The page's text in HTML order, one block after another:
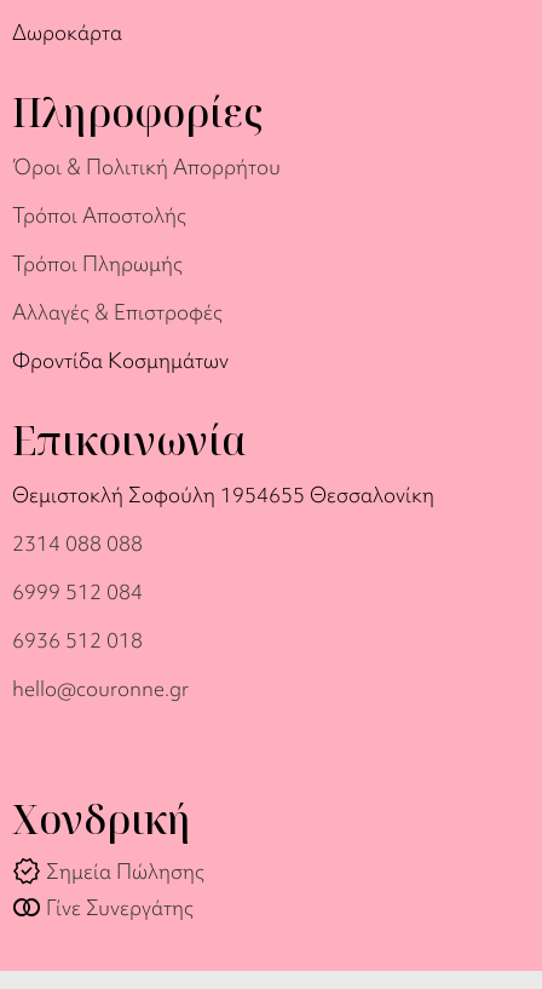
Δωροκάρτα
Πληροφορίες
Όροι & Πολιτική Απορρήτου
Τρόποι Αποστολής
Τρόποι Πληρωμής
Αλλαγές & Επιστροφές
Φροντίδα Κοσμημάτων
Επικοινωνία
Θεμιστοκλή Σοφούλη 1954655 Θεσσαλονίκη
2314 088 088
6999 512 084
6936 512 018
hello@couronne.gr
Χονδρική
verified Σημεία Πώλησης
join_full Γίνε Συνεργάτης